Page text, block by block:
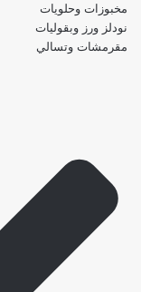
مخبوزات وحلويات
نودلز ورز وبقوليات
مقرمشات وتسالي